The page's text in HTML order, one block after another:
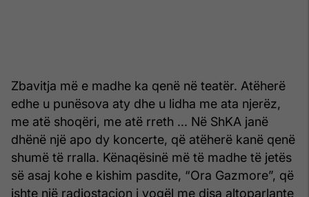
Zbavitja më e madhe ka qenë në teatër. Atëherë
edhe u punësova aty dhe u lidha me ata njerëz,
me atë shoqëri, me atë rreth ... Në ShKA janë
dhënë një apo dy koncerte, që atëherë kanë qenë
shumë të rralla. Kënaqësinë më të madhe të jetës
së asaj kohe e kishim pasdite, “Ora Gazmore”, që
ishte një radiostacion i vogël me disa altoparlante